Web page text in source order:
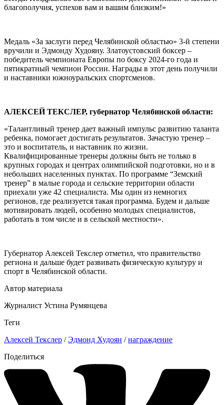
благополучия, успехов вам и вашим близким!»
Медаль «За заслуги перед Челябинской областью» 3-й степени
вручили и Эдмонду Худояну. Златоустовский боксер –
победитель чемпионата Европы по боксу 2024-го года и
пятикратный чемпион России. Награды в этот день получили
и наставники южноуральских спортсменов.
АЛЕКСЕЙ ТЕКСЛЕР, губернатор Челябинской области:
«Талантливый тренер дает важный импульс развитию таланта
ребенка, помогает достигать результатов. Зачастую тренер –
это и воспитатель, и наставник по жизни.
Квалифицированные тренеры должны быть не только в
крупных городах и центрах олимпийской подготовки, но и в
небольших населенных пунктах. По программе “Земский
тренер” в малые города и сельские территории области
приехали уже 42 специалиста. Мы один из немногих
регионов, где реализуется такая программа. Будем и дальше
мотивировать людей, особенно молодых специалистов,
работать в том числе и в сельской местности».
Губернатор Алексей Текслер отметил, что правительство
региона и дальше будет развивать физическую культуру и
спорт в Челябинской области.
Автор материала
Журналист Устина Румянцева
Теги
Алексей Текслер /Эдмонд Худоян /награждение
Поделиться